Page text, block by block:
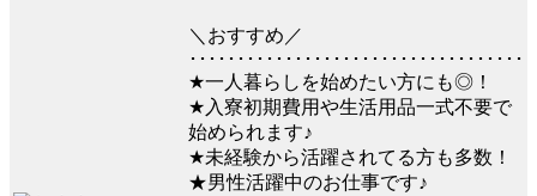
＼おすすめ／
･･･････････････････････････････････
★一人暮らしを始めたい方にも◎！
★入寮初期費用や生活用品一式不要で
始められます♪
★未経験から活躍されてる方も多数！
★男性活躍中のお仕事です♪